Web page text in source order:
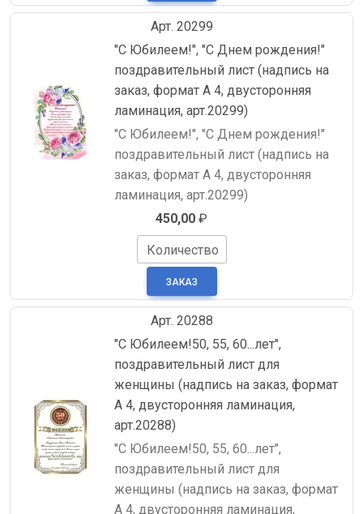
Арт. 20299
"С Юбилеем!", "С Днем рождения!"
поздравительный лист (надпись на
заказ, формат А 4, двусторонняя
ламинация, арт.20299)
"С Юбилеем!", "С Днем рождения!"
поздравительный лист (надпись на
заказ, формат А 4, двусторонняя
ламинация, арт.20299)
450,00 ₽
Количество
Арт. 20288
"С Юбилеем!50, 55, 60...лет",
поздравительный лист для
женщины (надпись на заказ, формат
А 4, двусторонняя ламинация,
арт.20288)
"С Юбилеем!50, 55, 60...лет",
поздравительный лист для
женщины (надпись на заказ, формат
А 4, двусторонняя ламинация,